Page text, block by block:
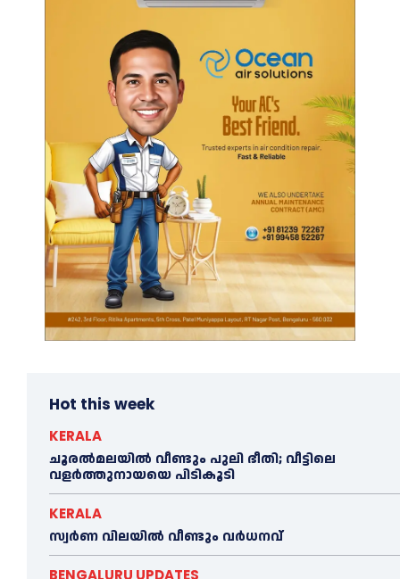
Hot this week
KERALA
ചൂരല്‍മലയില്‍ വീണ്ടും പുലി ഭീതി; വീട്ടിലെ
വളര്‍ത്തുനായയെ പിടികൂടി
KERALA
സ്വർണ വിലയില്‍ വീണ്ടും വർധനവ്
BENGALURU UPDATES